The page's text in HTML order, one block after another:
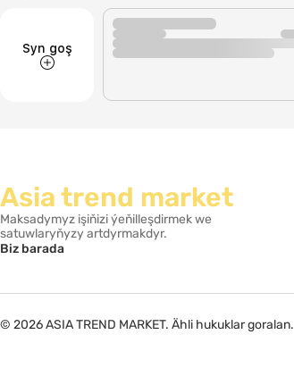
Syn goş
Asia trend market
Maksadymyz işiňizi ýeňilleşdirmek we
satuwlaryňyzy artdyrmakdyr.
Biz barada
© 2026 ASIA TREND MARKET. Ähli hukuklar goralan.